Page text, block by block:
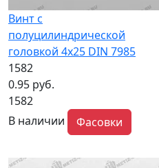
Винт с
полуцилиндрической
головкой 4x25 DIN 7985
1582
0.95 руб.
1582
В наличии
Фасовки